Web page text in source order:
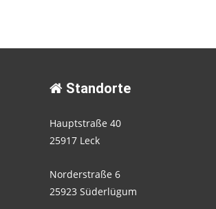
Standorte
Hauptstraße 40
25917 Leck
Norderstraße 6
25923 Süderlügum